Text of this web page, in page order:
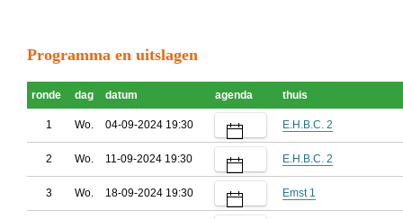
Programma en uitslagen
ronde dag datum agenda thuis
1 Wo. 04-09-2024 19:30 E.H.B.C. 2
2 Wo. 11-09-2024 19:30 E.H.B.C. 2
3 Wo. 18-09-2024 19:30 Emst 1